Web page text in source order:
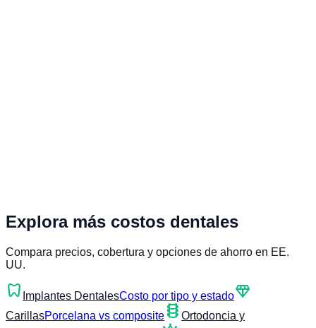
Explora más costos dentales
Compara precios, cobertura y opciones de ahorro en EE.
UU.
dentistry Implantes DentalesCosto por tipo y estadodiamond
CarillasPorcelana vs composite orthopedics Ortodoncia y